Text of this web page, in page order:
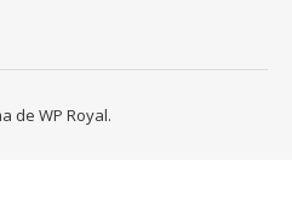
de WP Royal.